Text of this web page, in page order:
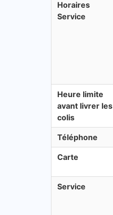
Horaires
Service
Heure limite
avant livrer les
colis
Téléphone
Carte
Service